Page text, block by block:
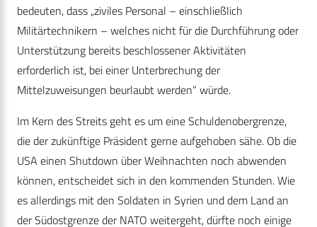
bedeuten, dass „ziviles Personal – einschließlich
Militärtechnikern – welches nicht für die Durchführung oder
Unterstützung bereits beschlossener Aktivitäten
erforderlich ist, bei einer Unterbrechung der
Mittelzuweisungen beurlaubt werden“ würde.
Im Kern des Streits geht es um eine Schuldenobergrenze,
die der zukünftige Präsident gerne aufgehoben sähe. Ob die
USA einen Shutdown über Weihnachten noch abwenden
können, entscheidet sich in den kommenden Stunden. Wie
es allerdings mit den Soldaten in Syrien und dem Land an
der Südostgrenze der NATO weitergeht, dürfte noch einige